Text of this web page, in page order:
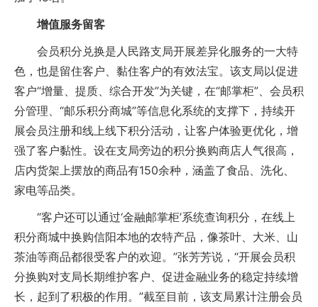
增值服务留客
会员积分兑换是人民路支局开展差异化服务的一大特
色，也是留住客户、黏住客户的有效法宝。该支局以促进
客户“增量、提质、综合开发”为关键，在“邮掌柜”、会员积
分管理、“邮乐积分商城”等信息化系统的支撑下，持续开
展会员注册和线上线下积分活动，让客户体验更优化，增
强了客户黏性。设在支局旁边的积分换购商店人气很高，
店内货架上摆放的商品有150余种，涵盖了食品、洗化、
家电等品类。
“客户还可以通过‘金融邮掌柜’系统查询积分，在线上
积分商城中换购信阳本地的农特产品，像茶叶、大米、山
茶油等商品都很受客户的欢迎。”张芳芳说，“开展会员积
分换购对支局长期维护客户、促进金融业务的稳定持续增
长，起到了积极的作用。”截至目前，该支局累计注册会员